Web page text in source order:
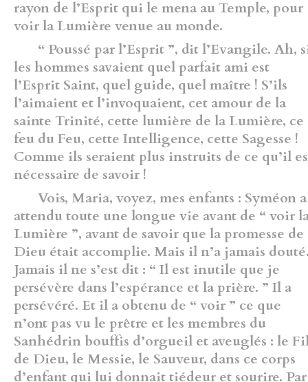
rayon de l’Esprit qui le mena au Temple, pour
voir la Lumière venue au monde.
“ Poussé par l’Esprit ”, dit l’Evangile. Ah,
les hommes savaient quel parfait ami est
l’Esprit Saint, quel guide, quel maître ! S’ils
l’aimaient et l’invoquaient, cet amour de la
sainte Trinité, cette lumière de la Lumière, ce
feu du Feu, cette Intelligence, cette Sagesse !
Comme ils seraient plus instruits de ce qu’il
nécessaire de savoir !
Vois, Maria, voyez, mes enfants : Syméon a
attendu toute une longue vie avant de “ voir
Lumière ”, avant de savoir que la promesse de
Dieu était accomplie. Mais il n’a jamais
Jamais il ne s’est dit : “ Il est inutile que je
persévère dans l’espérance et la prière. ” Il a
persévéré. Et il a obtenu de “ voir ” ce que
n’ont pas vu le prêtre et les membres du
Sanhédrin bouffis d’orgueil et aveuglés : le
de Dieu, le Messie, le Sauveur, dans ce corps
d’enfant qui lui donnait tiédeur et sourire. Par